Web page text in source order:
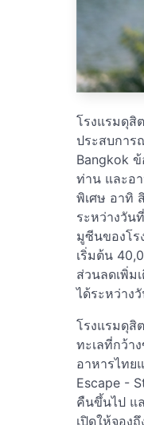
โรงแรมดุสิ
ประสบการ
Bangkok
ท่าน และอ
พิเศษ อาทิ
ระหว่างวัน
มูซีนของโร
เริ่มต้น
ส่วนลดเพิ่ม
ได้ระหว่าง
โรงแรมดุสิ
ทะเลที่กว้า
อาหารไทย
Escape -
คืนขึ้นไป แ
เปิดให้จอง